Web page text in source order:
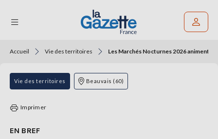
THÉMATIQUES
RÉGIONS
Accueil Vie des territoires Les Marchés Nocturnes 2026 animent
Vie des territoires Beauvais (60)
Imprimer
EN BREF